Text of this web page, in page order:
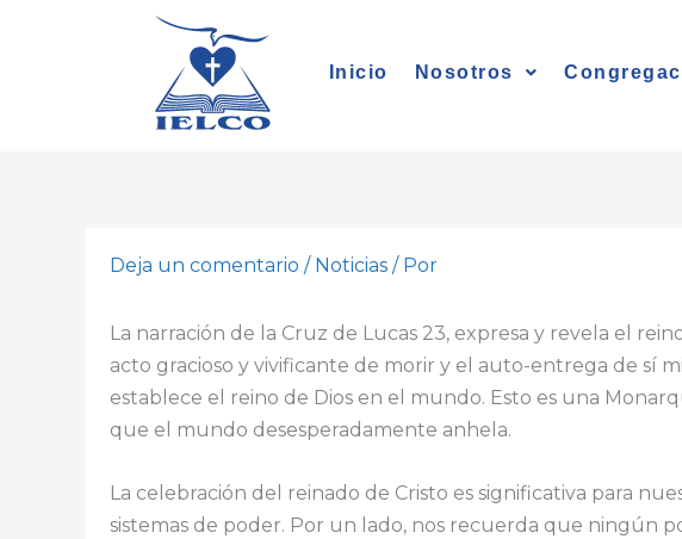
Inicio Nosotros
Deja un comentario / Noticias / Por
La narración de la Cruz de Lucas 23, expresa y revela el
acto gracioso y vivificante de morir y el auto-entrega de sí
establece el reino de Dios en el mundo. Esto es una
que el mundo desesperadamente anhela.
La celebración del reinado de Cristo es significativa para
sistemas de poder. Por un lado, nos recuerda que ningún